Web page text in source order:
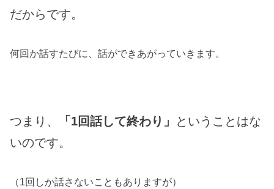
だからです。
何回か話すたびに、話ができあがっていきます。
つまり、 「1回話して終わり」
ということはな
いのです。
（1回しか話さないこともありますが）